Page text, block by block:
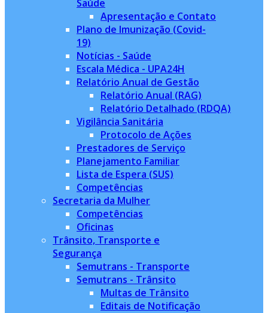
Saúde
Apresentação e Contato
Plano de Imunização (Covid-
19)
Notícias - Saúde
Escala Médica - UPA24H
Relatório Anual de Gestão
Relatório Anual (RAG)
Relatório Detalhado (RDQA)
Vigilância Sanitária
Protocolo de Ações
Prestadores de Serviço
Planejamento Familiar
Lista de Espera (SUS)
Competências
Secretaria da Mulher
Competências
Oficinas
Trânsito, Transporte e
Segurança
Semutrans - Transporte
Semutrans - Trânsito
Multas de Trânsito
Editais de Notificação